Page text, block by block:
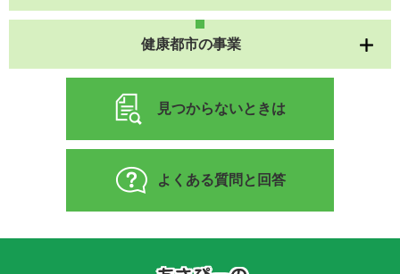
健康都市の事業
見つからないときは
よくある質問と回答